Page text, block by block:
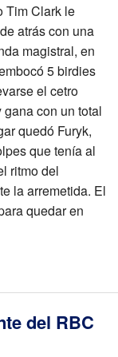
Tim Clark le
atrás con una
magistral, en
5 birdies
el cetro
con un total
quedó Furyk,
que tenía al
ritmo del
la arremetida. El
quedar en
del RBC